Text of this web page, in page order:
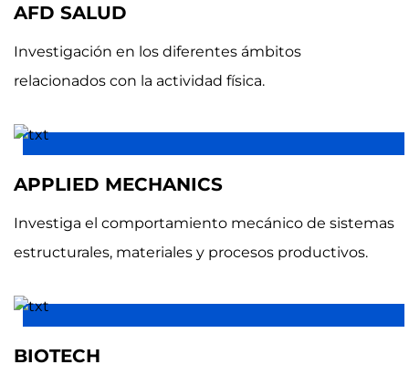
AFD SALUD
Investigación en los diferentes ámbitos
relacionados con la actividad física.
APPLIED MECHANICS
Investiga el comportamiento mecánico de sistemas
estructurales, materiales y procesos productivos.
BIOTECH